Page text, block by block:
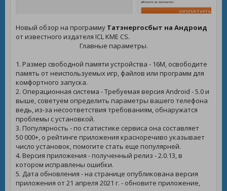
Новый обзор на программу Татэнергосбыт на Андроид
от известного издателя ICL KME CS.
Главные параметры.
1. Размер свободной памяти устройства - 16M, освободите
память от неиспользуемых игр, файлов или программ для
комфортного запуска.
2. Операционная система - Требуемая версия Android - 5.0 и
выше, советуем определить параметры вашего телефона
ведь, из-за несоответствия требованиям, обнаружатся
проблемы с установкой.
3. Популярность - по статистике сервиса она составляет
50 000+, о рейтинге приложения красноречиво указывает
число установок, помогите стать еще популярней.
4. Версия приложения - полученный релиз - 2.0.13, в
котором исправлены ошибки.
5. Дата обновления - на странице опубликована версия
приложения от 21 апреля 2021 г. - обновите приложение,